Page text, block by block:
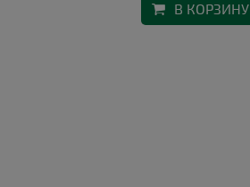
В КОРЗИНУ